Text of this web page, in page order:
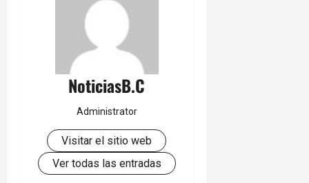
NoticiasB.C
Administrator
Visitar el sitio web
Ver todas las entradas